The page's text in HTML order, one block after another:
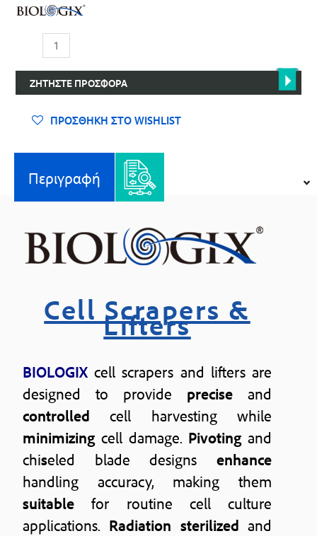
Scrapers
Lifters
κυττάρων
ΖΗΤΉΣΤΕ ΠΡΟΣΦΟΡΆ
ΠΡΟΣΘΉΚΗ ΣΤΟ WISHLIST
Περιγραφή
Cell Scrapers &
Lifters
BIOLOGIX cell scrapers and lifters are
designed to provide precise and
controlled cell harvesting while
minimizing cell damage. Pivoting and
chiseled blade designs enhance
handling accuracy, making them
suitable for routine cell culture
applications. Radiation sterilized and